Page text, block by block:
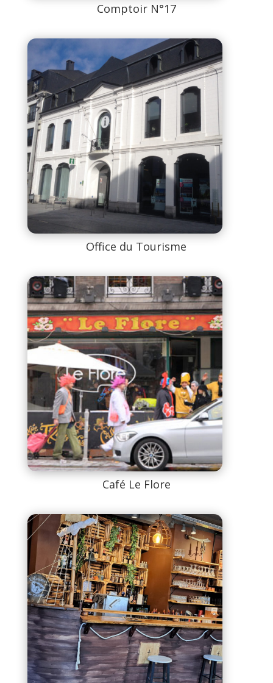
Comptoir N°17
Office du Tourisme
Café Le Flore